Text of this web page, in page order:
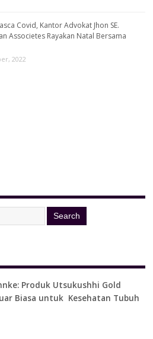
Covid, Kantor Advokat Jhon SE.
Associetes Rayakan Natal Bersama
2022
Produk Utsukushhi Gold
Biasa untuk Kesehatan Tubuh